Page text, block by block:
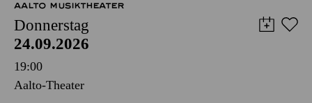
AALTO MUSIKTHEATER
Donnerstag
24.09.2026
19:00
Aalto-Theater